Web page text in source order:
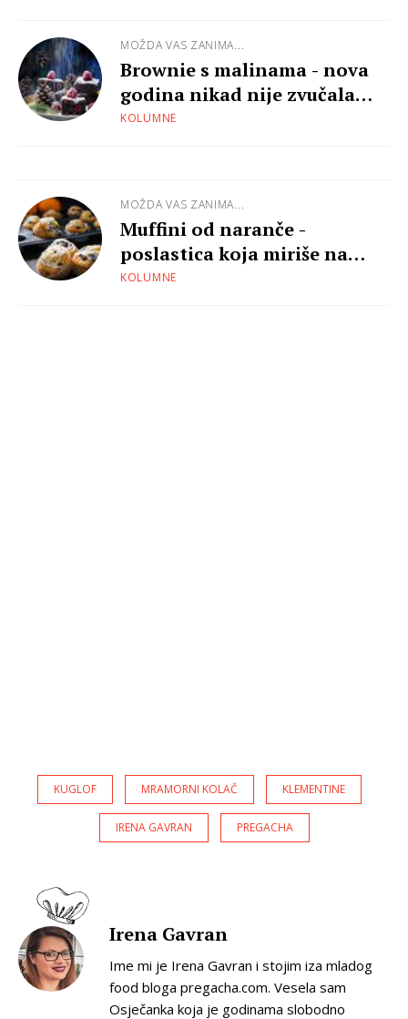
MOŽDA VAS ZANIMA...
Brownie s malinama - nova
godina nikad nije zvučala
slađe
KOLUMNE
MOŽDA VAS ZANIMA...
Muffini od naranče -
poslastica koja miriše na
zimske radosti
KOLUMNE
KUGLOF MRAMORNI KOLAČ KLEMENTINE
IRENA GAVRAN PREGACHA
Irena Gavran
Ime mi je Irena Gavran i stojim iza mladog
food bloga pregacha.com. Vesela sam
Osječanka koja je godinama slobodno